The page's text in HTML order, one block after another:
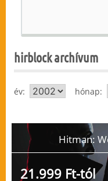
hirblock archívum
év: hónap:
Hitman:
21.999 Ft-tól